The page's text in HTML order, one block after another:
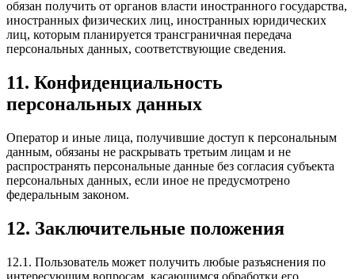
обязан получить от органов власти иностранного государства,
иностранных физических лиц, иностранных юридических
лиц, которым планируется трансграничная передача
персональных данных, соответствующие сведения.
11. Конфиденциальность
персональных данных
Оператор и иные лица, получившие доступ к персональным
данным, обязаны не раскрывать третьим лицам и не
распространять персональные данные без согласия субъекта
персональных данных, если иное не предусмотрено
федеральным законом.
12. Заключительные положения
12.1. Пользователь может получить любые разъяснения по
интересующим вопросам, касающимся обработки его